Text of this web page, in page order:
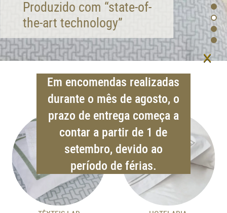
Produzido com “state-of-
the-art technology”
Em encomendas realizadas
durante o mês de agosto, o
prazo de entrega começa a
contar a partir de 1 de
setembro, devido ao
período de férias.
×